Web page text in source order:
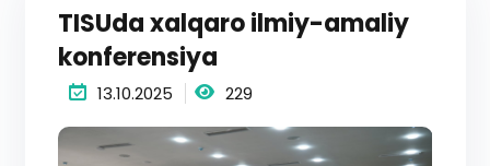
TISUda xalqaro ilmiy-amaliy
konferensiya
13.10.2025 229